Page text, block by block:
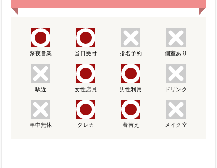
深夜営業 当日受付 指名予約 個室あり
駅近 女性店員 男性利用 ドリンク
年中無休 クレカ 着替え メイク室